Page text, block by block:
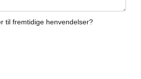
til fremtidige henvendelser?